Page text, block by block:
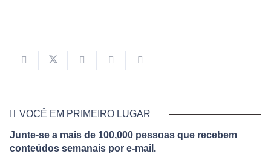
VOCÊ EM PRIMEIRO LUGAR
Junte-se a mais de 100,000 pessoas que recebem
conteúdos semanais por e-mail.